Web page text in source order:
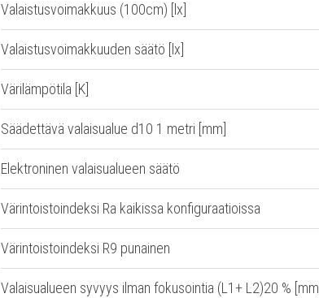
Valaistusvoimakkuus (100cm) [lx]
Valaistusvoimakkuuden säätö [lx]
Värilämpötila [K]
Säädettävä valaisualue d10 1 metri [mm]
Elektroninen valaisualueen säätö
Värintoistoindeksi Ra kaikissa konfiguraatioissa
Värintoistoindeksi R9 punainen
Valaisualueen syvyys ilman fokusointia (L1+ L2)20 % [mm]